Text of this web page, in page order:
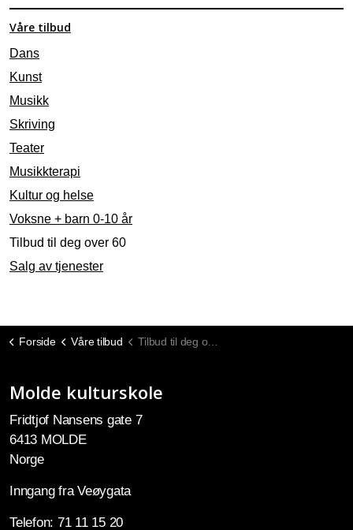
Våre tilbud
Dans
Kunst
Musikk
Skriving
Teater
Musikkterapi
Kultur og helse
Voksne + barn 0-10 år
Tilbud til deg over 60
Salg av tjenester
Forside Våre tilbud Tilbud til deg over 60
Molde kulturskole
Fridtjof Nansens gate 7
6413 MOLDE
Norge
Inngang fra Veøygata
Telefon: 71 11 15 20